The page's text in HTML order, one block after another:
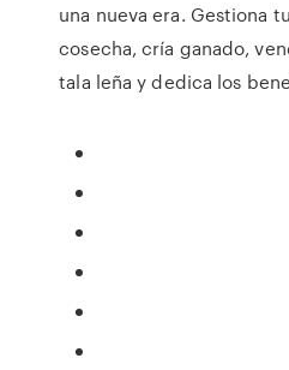
una nueva era. Gestiona
cosecha, cría ganado,
tala leña y dedica los